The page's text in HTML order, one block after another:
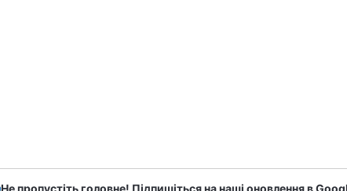
Не пропустіть головне! Підпишіться на наші оновлення в